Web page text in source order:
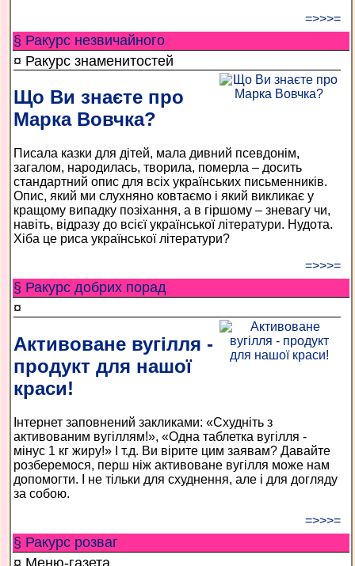
=>>>=
§ Ракурс незвичайного
¤ Ракурс знаменитостей
Що Ви знаєте про
Марка Вовчка?
Писала казки для дітей, мала дивний псевдонім,
загалом, народилась, творила, померла – досить
стандартний опис для всіх українських письменників.
Опис, який ми слухняно ковтаємо і який викликає у
кращому випадку позіхання, а в гіршому – зневагу чи,
навіть, відразу до всієї української літератури. Нудота.
Хіба це риса української літератури?
=>>>=
§ Ракурс добрих порад
¤
Активоване вугілля -
продукт для нашої
краси!
Інтернет заповнений закликами: «Схудніть з
активованим вугіллям!», «Одна таблетка вугілля -
мінус 1 кг жиру!» І т.д. Ви вірите цим заявам? Давайте
розберемося, перш ніж активоване вугілля може нам
допомогти. І не тільки для схуднення, але і для догляду
за собою.
=>>>=
§ Ракурс розваг